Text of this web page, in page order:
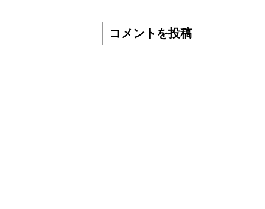
コメントを投稿